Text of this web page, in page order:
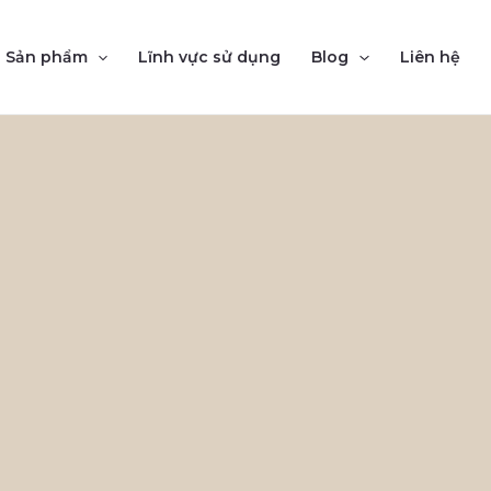
Sản phẩm Lĩnh vực sử dụng Blog Liên hệ